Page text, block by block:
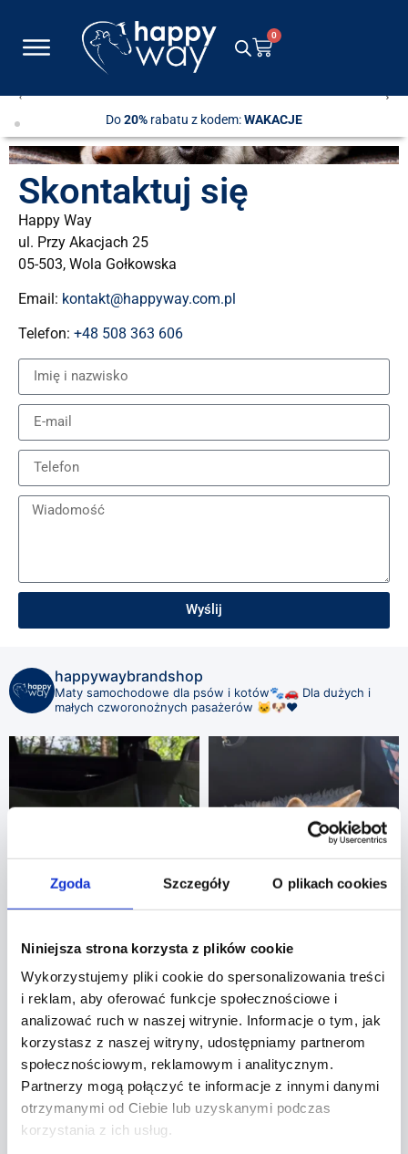
Zgoda Szczegóły O plikach cookies
Niniejsza strona korzysta z plików cookie
Wykorzystujemy pliki cookie do spersonalizowania treści
i reklam, aby oferować funkcje społecznościowe i
analizować ruch w naszej witrynie. Informacje o tym, jak
korzystasz z naszej witryny, udostępniamy partnerom
społecznościowym, reklamowym i analitycznym.
Partnerzy mogą połączyć te informacje z innymi danymi
otrzymanymi od Ciebie lub uzyskanymi podczas
korzystania z ich usług.
0
Do20% rabatu z kodem:WAKACJE
Skontaktuj się
Happy Way
ul. Przy Akacjach 25
05-503, Wola Gołkowska
Email: kontakt@happyway.com.pl
Telefon: +48 508 363 606
Wyślij
happywaybrandshop
Maty samochodowe dla psów i kotów🐾🚗 Dla dużych i
małych czworonożnych pasażerów 🐱🐶❤️